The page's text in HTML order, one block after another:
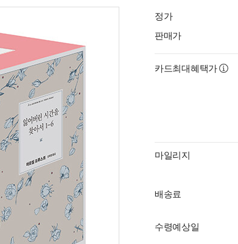
정가
판매가
카드최대혜택가
마일리지
배송료
수령예상일